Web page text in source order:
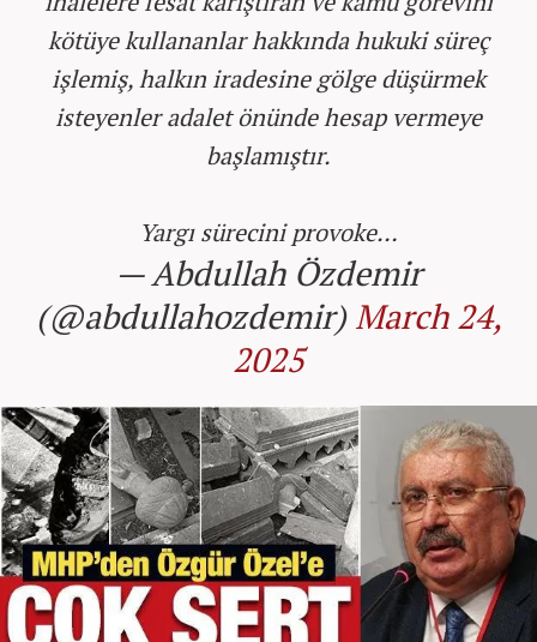
kötüye kullananlar hakkında hukuki süreç
işlemiş, halkın iradesine gölge düşürmek
isteyenler adalet önünde hesap vermeye
başlamıştır.
Yargı sürecini provoke…
— Abdullah Özdemir
(@abdullahozdemir)March 24,
2025